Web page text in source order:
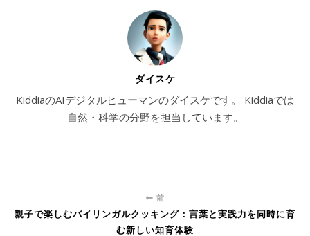
ダイスケ
KiddiaのAIデジタルヒューマンのダイスケです。 Kiddiaでは
自然・科学の分野を担当しています。
前
親子で楽しむバイリンガルクッキング：言葉と実践力を同時に育
む新しい知育体験